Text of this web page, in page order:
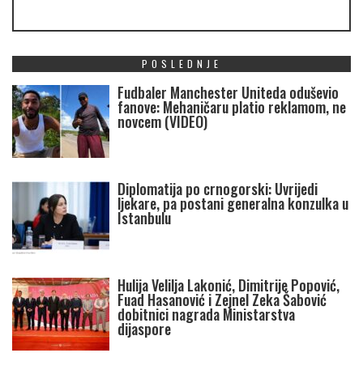
POSLEDNJE
Fudbaler Manchester Uniteda oduševio
fanove: Mehaničaru platio reklamom, ne
novcem (VIDEO)
Diplomatija po crnogorski: Uvrijedi
ljekare, pa postani generalna konzulka u
Istanbulu
Hulija Velilja Lakonić, Dimitrije Popović,
Fuad Hasanović i Zejnel Zeka Šabović
dobitnici nagrada Ministarstva
dijaspore